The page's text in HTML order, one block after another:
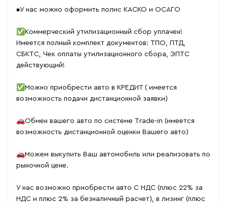
▪️У нас можно оформить полис КАСКО и ОСАГО
✅Коммерческий утилизационный сбор уплачен!
Имеется полный комплект документов: ТПО, ПТД,
СБКТС, Чек оплаты утилизационного сбора, ЭПТС
действующий!
✅Можно приобрести авто в КРЕДИТ ( имеется
возможность подачи дистанционной заявки)
🚗Обмен вашего авто по системе Тrаdе-in (имеется
возможность дистанционной оценки Вашего авто)
🚗Можем выкупить Ваш автомобиль или реализовать по
рыночной цене.
У нас возможно приобрести авто С НДС (плюс 22% за
НДС и плюс 2% за безналичный расчет), в лизинг (плюс